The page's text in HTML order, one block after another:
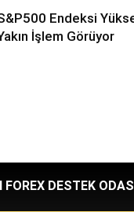
Endeksi
İşlem Görüyor
FOREX DESTEK